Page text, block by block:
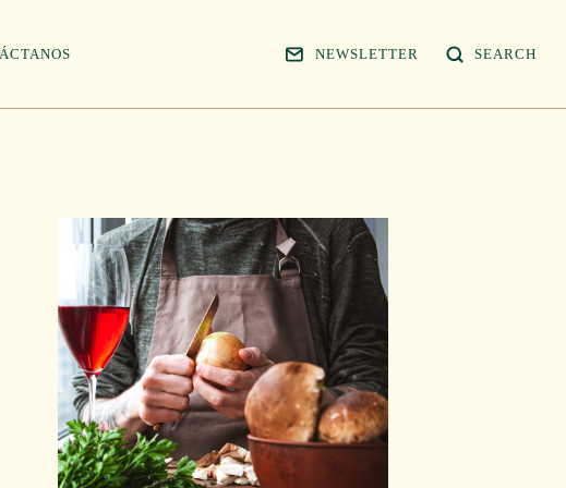
NEWSLETTER SEARCH